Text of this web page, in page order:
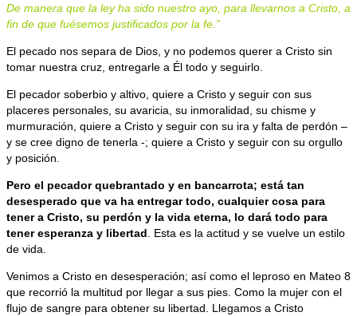
De manera que la ley ha sido nuestro ayo, para llevarnos a Cristo, a
fin de que fuésemos justificados por la fe.”
El pecado nos separa de Dios, y no podemos querer a Cristo sin
tomar nuestra cruz, entregarle a Él todo y seguirlo.
El pecador soberbio y altivo, quiere a Cristo y seguir con sus
placeres personales, su avaricia, su inmoralidad, su chisme y
murmuración, quiere a Cristo y seguir con su ira y falta de perdón –
y se cree digno de tenerla -; quiere a Cristo y seguir con su orgullo
y posición.
Pero el pecador quebrantado y en bancarrota; está tan
desesperado que va ha entregar todo, cualquier cosa para
tener a Cristo, su perdón y la vida eterna, lo dará todo para
tener esperanza y libertad . Esta es la actitud y se vuelve un estilo
de vida.
Venimos a Cristo en desesperación; así como el leproso en Mateo 8
que recorrió la multitud por llegar a sus pies. Como la mujer con el
flujo de sangre para obtener su libertad. Llegamos a Cristo